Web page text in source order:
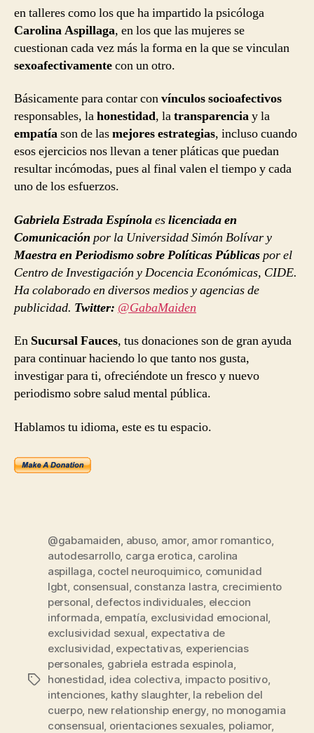
en talleres como los que ha impartido la psicóloga
Carolina Aspillaga, en los que las mujeres se
cuestionan cada vez más la forma en la que se vinculan
sexoafectivamentecon un otro.
Básicamente para contar convínculos socioafectivos
responsables, lahonestidad, latransparenciay la
empatíason de lasmejores estrategias, incluso cuando
esos ejercicios nos llevan a tener pláticas que puedan
resultar incómodas, pues al final valen el tiempo y cada
uno de los esfuerzos.
Gabriela Estrada Espínolaeslicenciada en
Comunicación por la Universidad Simón Bolívar y
Maestra en Periodismo sobre Políticas Públicaspor el
Centro de Investigación y Docencia Económicas, CIDE.
Ha colaborado en diversos medios y agencias de
publicidad. Twitter: @GabaMaiden
En Sucursal Fauces, tus donaciones son de gran ayuda
para continuar haciendo lo que tanto nos gusta,
investigar para ti, ofreciéndote un fresco y nuevo
periodismo sobre salud mental pública.
Hablamos tu idioma, este es tu espacio.
Etiquetas
@gabamaiden, abuso, amor, amor romantico,
autodesarrollo, carga erotica, carolina
aspillaga, coctel neuroquimico, comunidad
lgbt, consensual, constanza lastra, crecimiento
personal, defectos individuales, eleccion
informada, empatía, exclusividad emocional,
exclusividad sexual, expectativa de
exclusividad, expectativas, experiencias
personales, gabriela estrada espinola,
honestidad, idea colectiva, impacto positivo,
intenciones, kathy slaughter, la rebelion del
cuerpo, new relationship energy, no monogamia
consensual, orientaciones sexuales, poliamor,